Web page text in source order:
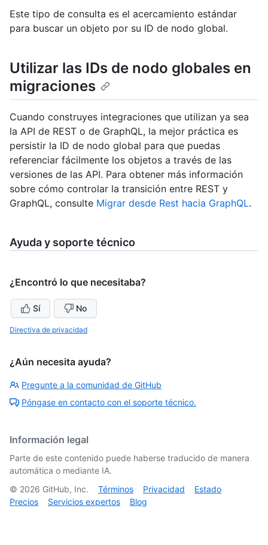
Este tipo de consulta es el acercamiento estándar
para buscar un objeto por su ID de nodo global.
Utilizar las IDs de nodo globales en
migraciones
Cuando construyes integraciones que utilizan ya sea
la API de REST o de GraphQL, la mejor práctica es
persistir la ID de nodo global para que puedas
referenciar fácilmente los objetos a través de las
versiones de las API. Para obtener más información
sobre cómo controlar la transición entre REST y
GraphQL, consulte Migrar desde Rest hacia GraphQL.
Ayuda y soporte técnico
¿Encontró lo que necesitaba?
Sí No
Directiva de privacidad
¿Aún necesita ayuda?
Pregunte a la comunidad de GitHub
Póngase en contacto con el soporte técnico.
Información legal
Parte de este contenido puede haberse traducido de manera
automática o mediante IA.
© 2026 GitHub, Inc. Términos Privacidad
Estado
Precios
Servicios expertos Blog